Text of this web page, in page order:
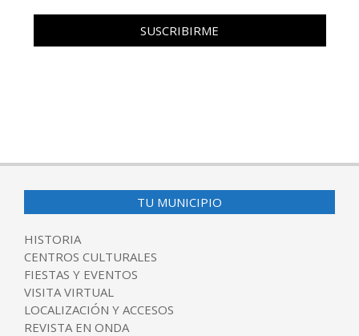
TU MUNICIPIO
HISTORIA
CENTROS CULTURALES
FIESTAS Y EVENTOS
VISITA VIRTUAL
LOCALIZACIÓN Y ACCESOS
REVISTA EN ONDA